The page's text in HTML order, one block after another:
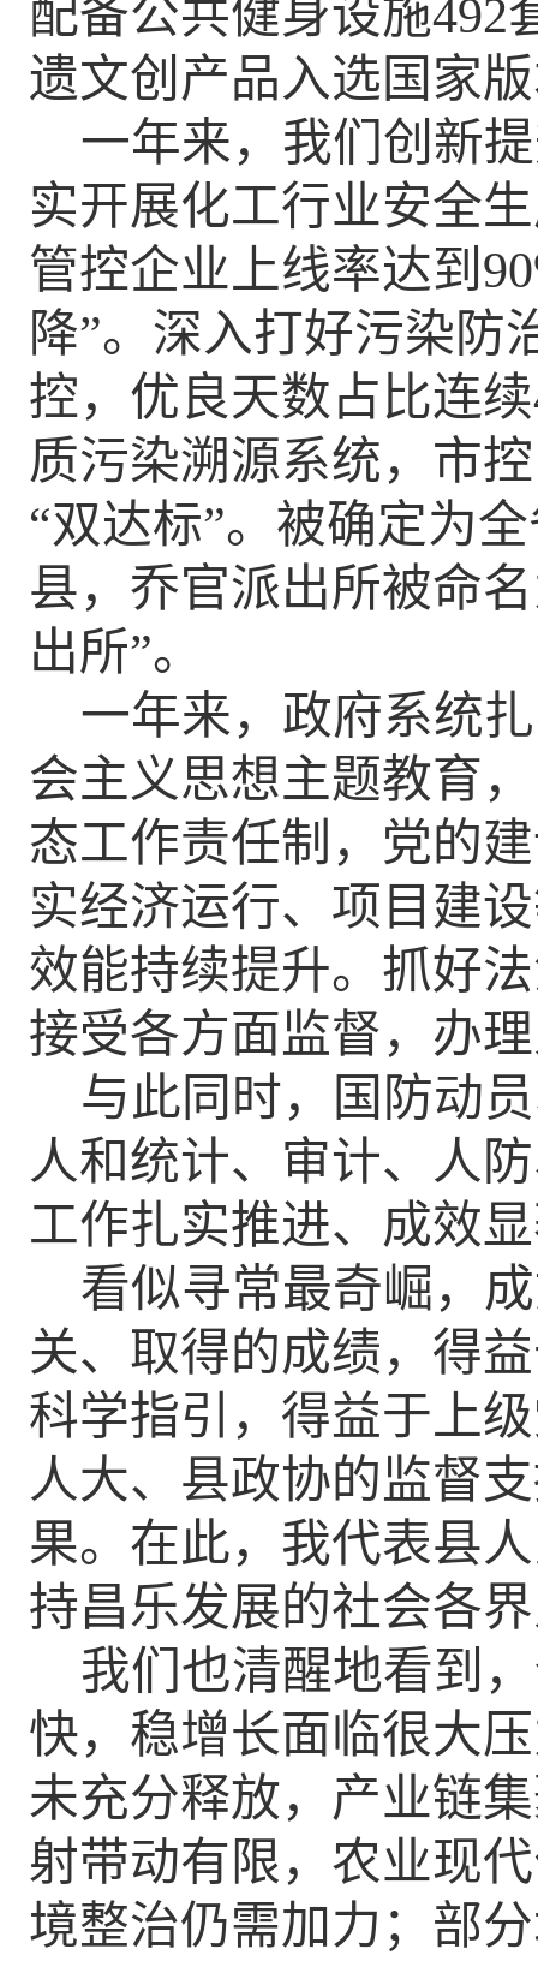
配备公共健身设施492
遗文创产品入选国家
一年来，我们创新
实开展化工行业安全
管控企业上线率达到
降”。深入打好污染防
控，优良天数占比连续
质污染溯源系统， 市
“双达标”。 被确定为
县，乔官派出所被命
出所”。
一年来，政府系统
会主义思想主题教育
态工作责任制，党的
实经济运行、项目建
效能持续提升。抓好
接受各方面监督，办
与此同时，国防动
人和统计、审计、人
工作扎实推进、成效
看似寻常最奇崛，
关、取得的成绩，得
科学指引，得益于上
人大、县政协的监督
果。 在此，我代表县
持昌乐发展的社会各
我们也清醒地看到
快，稳增长面临很大
未充分释放，产业链
射带动有限，农业现
境整治仍需加力；部